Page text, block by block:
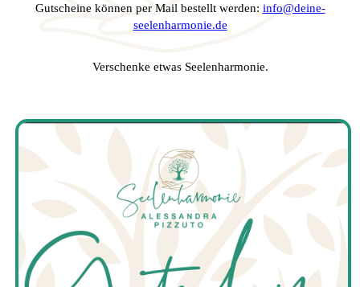
Gutscheine können per Mail bestellt werden: info@deine-
seelenharmonie.de
Verschenke etwas Seelenharmonie.